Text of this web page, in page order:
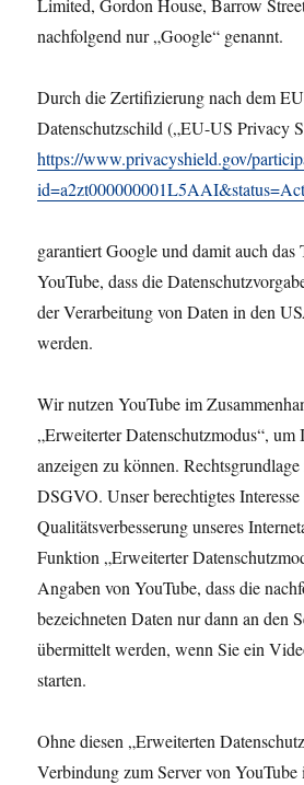
Limited, Gordon House, Barrow
nachfolgend nur „Google“ genannt.
Durch die Zertifizierung nach dem
Datenschutzschild („EU-US Privacy
https://www.privacyshield.gov/
garantiert Google und damit auch das
YouTube, dass die
der Verarbeitung von Daten in den
werden.
Wir nutzen YouTube im
„Erweiterter Datenschutzmodus“, um
anzeigen zu können.
DSGVO. Unser berechtigtes
Qualitätsverbesserung unseres
Funktion „Erweiterter
Angaben von YouTube, dass die
bezeichneten Daten nur dann an den
übermittelt werden, wenn Sie ein
starten.
Ohne diesen „Erweiterten
Verbindung zum Server von